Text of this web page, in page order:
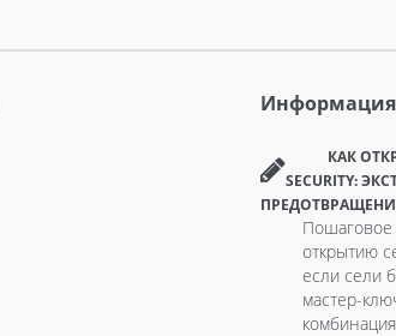
Информация
КАК
SECURITY:
Пошаговое
открытию
если сели
мастер-
комбинация